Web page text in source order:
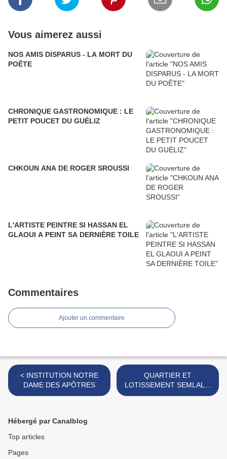
Vous aimerez aussi
NOS AMIS DISPARUS - LA MORT DU
POÊTE
CHRONIQUE GASTRONOMIQUE : LE
PETIT POUCET DU GUÉLIZ
CHKOUN ANA DE ROGER SROUSSI
L'ARTISTE PEINTRE SI HASSAN EL
GLAOUI A PEINT SA DERNIÈRE TOILE
Commentaires
Ajouter un commentaire
< INSTITUTION NOTRE
DAME DES APÔTRES
QUARTIER ET
LOTISSEMENT SEMLALIA
>
Hébergé par Canalblog
Top articles
Pages